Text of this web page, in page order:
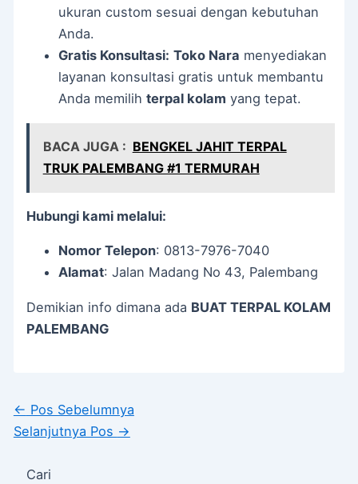
ukuran custom sesuai dengan kebutuhan
Anda.
Gratis Konsultasi: Toko Nara menyediakan
layanan konsultasi gratis untuk membantu
Anda memilihterpal kolam yang tepat.
BACA JUGA : BENGKEL JAHIT TERPAL
TRUK PALEMBANG #1 TERMURAH
Hubungi kami melalui:
Nomor Telepon: 0813-7976-7040
Alamat: Jalan Madang No 43, Palembang
Demikian info dimana ada BUAT TERPAL KOLAM
PALEMBANG
← Pos Sebelumnya
Selanjutnya Pos →
Cari